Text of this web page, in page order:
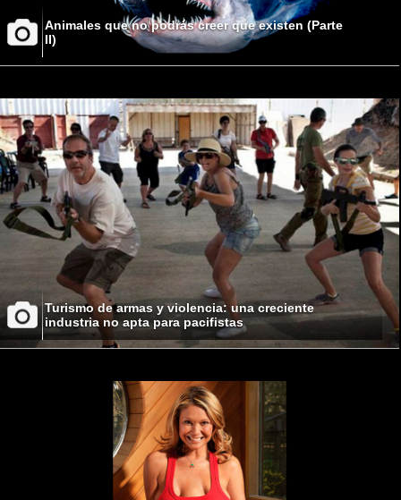
Animales que no podrás creer que existen (Parte
II)
Turismo de armas y violencia: una creciente
industria no apta para pacifistas